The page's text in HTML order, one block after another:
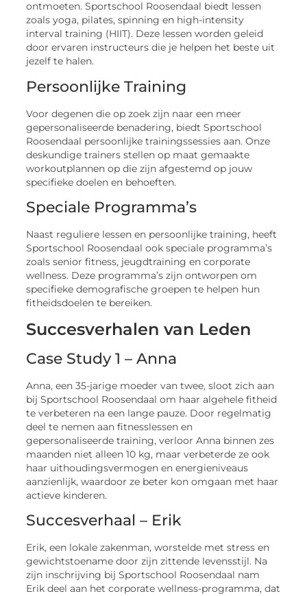
ontmoeten. Sportschool Roosendaal biedt lessen
zoals yoga, pilates, spinning en high-intensity
interval training (HIIT). Deze lessen worden geleid
door ervaren instructeurs die je helpen het beste uit
jezelf te halen.
Persoonlijke Training
Voor degenen die op zoek zijn naar een meer
gepersonaliseerde benadering, biedt Sportschool
Roosendaal persoonlijke trainingssessies aan. Onze
deskundige trainers stellen op maat gemaakte
workoutplannen op die zijn afgestemd op jouw
specifieke doelen en behoeften.
Speciale Programma’s
Naast reguliere lessen en persoonlijke training, heeft
Sportschool Roosendaal ook speciale programma’s
zoals senior fitness, jeugdtraining en corporate
wellness. Deze programma’s zijn ontworpen om
specifieke demografische groepen te helpen hun
fitheidsdoelen te bereiken.
Succesverhalen van Leden
Case Study 1 – Anna
Anna, een 35-jarige moeder van twee, sloot zich aan
bij Sportschool Roosendaal om haar algehele fitheid
te verbeteren na een lange pauze. Door regelmatig
deel te nemen aan fitnesslessen en
gepersonaliseerde training, verloor Anna binnen zes
maanden niet alleen 10 kg, maar verbeterde ze ook
haar uithoudingsvermogen en energieniveaus
aanzienlijk, waardoor ze beter kon omgaan met haar
actieve kinderen.
Succesverhaal – Erik
Erik, een lokale zakenman, worstelde met stress en
gewichtstoename door zijn zittende levensstijl. Na
zijn inschrijving bij Sportschool Roosendaal nam
Erik deel aan het corporate wellness-programma, dat